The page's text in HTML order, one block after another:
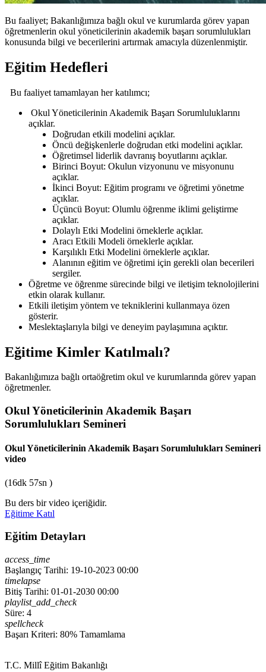
Bu faaliyet; Bakanlığımıza bağlı okul ve kurumlarda görev yapan
öğretmenlerin okul yöneticilerinin akademik başarı sorumlulukları
konusunda bilgi ve becerilerini artırmak amacıyla düzenlenmiştir.
Eğitim Hedefleri
Bu faaliyet tamamlayan her katılımcı;
Okul Yöneticilerinin Akademik Başarı Sorumluluklarını
açıklar.
Doğrudan etkili modelini açıklar.
Öncü değişkenlerle doğrudan etki modelini açıklar.
Öğretimsel liderlik davranış boyutlarını açıklar.
Birinci Boyut: Okulun vizyonunu ve misyonunu
açıklar.
İkinci Boyut: Eğitim programı ve öğretimi yönetme
açıklar.
Üçüncü Boyut: Olumlu öğrenme iklimi geliştirme
açıklar.
Dolaylı Etki Modelini örneklerle açıklar.
Aracı Etkili Modeli örneklerle açıklar.
Karşılıklı Etki Modelini örneklerle açıklar.
Alanının eğitim ve öğretimi için gerekli olan becerileri
sergiler.
Öğretme ve öğrenme sürecinde bilgi ve iletişim teknolojilerini
etkin olarak kullanır.
Etkili iletişim yöntem ve tekniklerini kullanmaya özen
gösterir.
Meslektaşlarıyla bilgi ve deneyim paylaşımına açıktır.
Eğitime Kimler Katılmalı?
Bakanlığımıza bağlı ortaöğretim okul ve kurumlarında görev yapan
öğretmenler.
Okul Yöneticilerinin Akademik Başarı
Sorumlulukları Semineri
Okul Yöneticilerinin Akademik Başarı Sorumlulukları Semineri
video
(16dk 57sn )
Bu ders bir video içeriğidir.
Eğitime Katıl
Eğitim Detayları
access_time
Başlangıç Tarihi: 19-10-2023 00:00
timelapse
Bitiş Tarihi: 01-01-2030 00:00
playlist_add_check
Süre: 4
spellcheck
Başarı Kriteri: 80% Tamamlama
T.C. Millî Eğitim Bakanlığı